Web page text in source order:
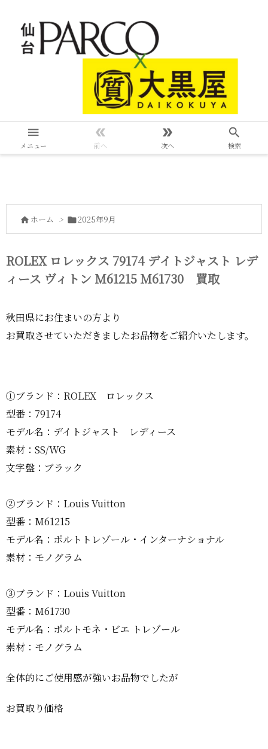

メニュー

前へ

次へ

検索
 ホーム > 2025年9月
ROLEX ロレックス 79174 デイトジャスト レデ
ィース ヴィトン M61215 M61730 買取
秋田県にお住まいの方より
お買取させていただきましたお品物をご紹介いたします。
①ブランド：ROLEX ロレックス
型番：79174
モデル名：デイトジャスト レディース
素材：SS/WG
文字盤：ブラック
②ブランド：Louis Vuitton
型番：M61215
モデル名：ポルトトレゾール・インターナショナル
素材：モノグラム
③ブランド：Louis Vuitton
型番：M61730
モデル名：ポルトモネ・ビエ トレゾール
素材：モノグラム
全体的にご使用感が強いお品物でしたが
お買取り価格